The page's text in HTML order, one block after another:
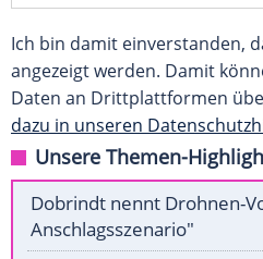
Ich bin damit einverstanden,
angezeigt werden. Damit
Daten an Drittplattformen
dazu in unseren
Unsere Themen-
Dobrindt nennt Drohnen-
Anschlagsszenario"